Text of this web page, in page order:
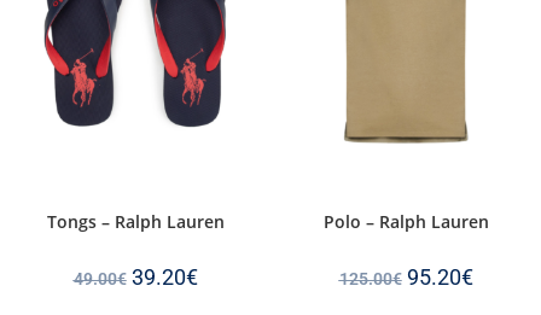
Tongs – Ralph Lauren
49.00€ 39.20€
Polo – Ralph Lauren
125.00€ 95.20€